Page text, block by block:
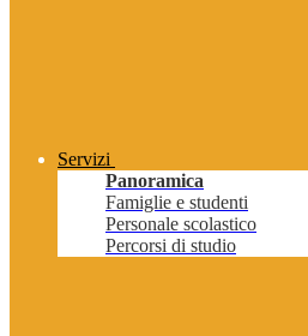
Servizi
Panoramica
Famiglie e studenti
Personale scolastico
Percorsi di studio